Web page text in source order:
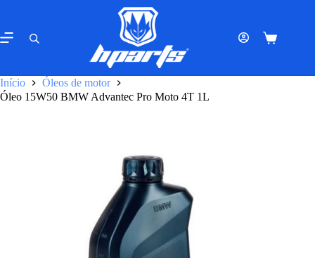
o
conteúdo
Carrinho
Início
Óleos de motor
Óleo 15W50 BMW Advantec Pro Moto 4T 1L